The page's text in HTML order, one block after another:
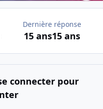
Dernière réponse
15 ans15 ans
connecter pour